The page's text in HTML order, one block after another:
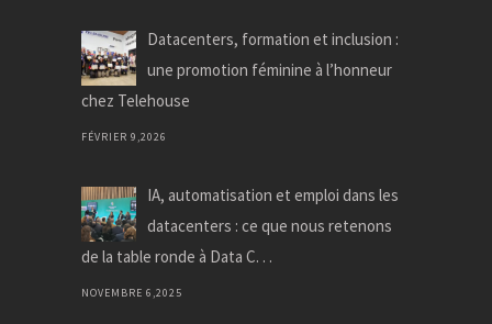
Datacenters, formation et inclusion :
une promotion féminine à l’honneur
chez Telehouse
FÉVRIER 9,2026
IA, automatisation et emploi dans les
datacenters : ce que nous retenons
de la table ronde à Data C. . .
NOVEMBRE 6,2025